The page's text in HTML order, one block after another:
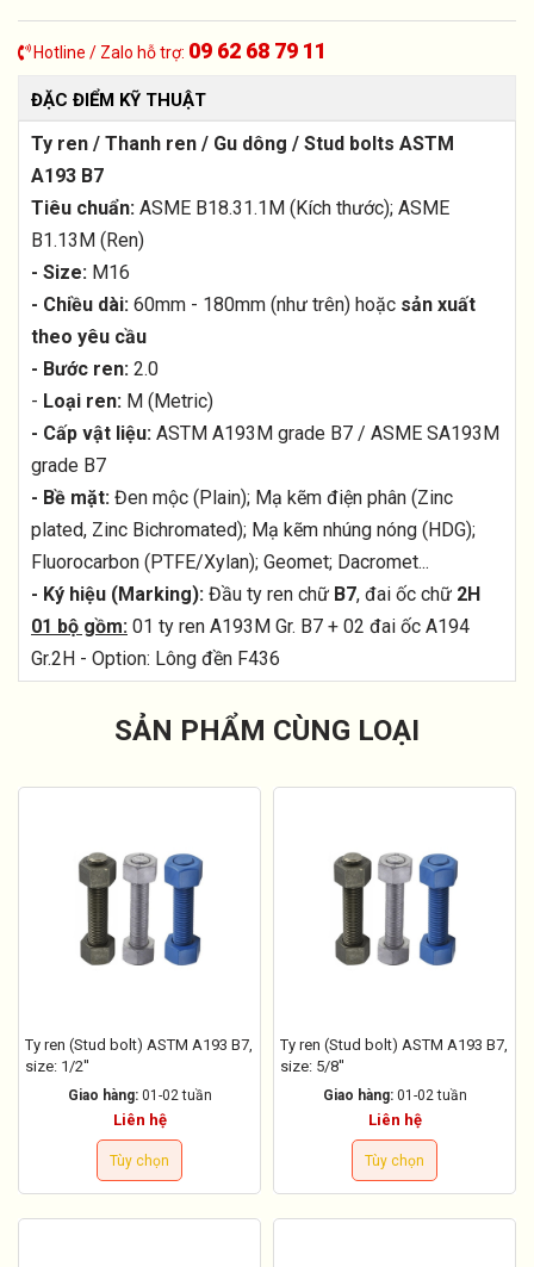
Hotline / Zalo hỗ trợ: 09 62 68 79 11
ĐẶC ĐIỂM KỸ THUẬT
Ty ren / Thanh ren / Gu dông / Stud bolts ASTM
A193 B7
Tiêu chuẩn: ASME B18.31.1M (Kích thước); ASME
B1.13M (Ren)
- Size: M16
- Chiều dài: 60mm - 180mm (như trên) hoặc sản xuất
theo yêu cầu
- Bước ren: 2.0
- Loại ren: M (Metric)
- Cấp vật liệu: ASTM A193M grade B7 / ASME SA193M
grade B7
- Bề mặt: Đen mộc (Plain); Mạ kẽm điện phân (Zinc
plated, Zinc Bichromated); Mạ kẽm nhúng nóng (HDG);
Fluorocarbon (PTFE/Xylan); Geomet; Dacromet...
- Ký hiệu (Marking): Đầu ty ren chữ B7, đai ốc chữ 2H
01 bộ gồm: 01 ty ren A193M Gr. B7 + 02 đai ốc A194
Gr.2H - Option: Lông đền F436
SẢN PHẨM CÙNG LOẠI
Ty ren (Stud bolt) ASTM A193 B7,
size: 1/2''
Giao hàng: 01-02 tuần
Liên hệ
Tùy chọn
Ty ren (Stud bolt) ASTM A193 B7,
size: 5/8''
Giao hàng: 01-02 tuần
Liên hệ
Tùy chọn